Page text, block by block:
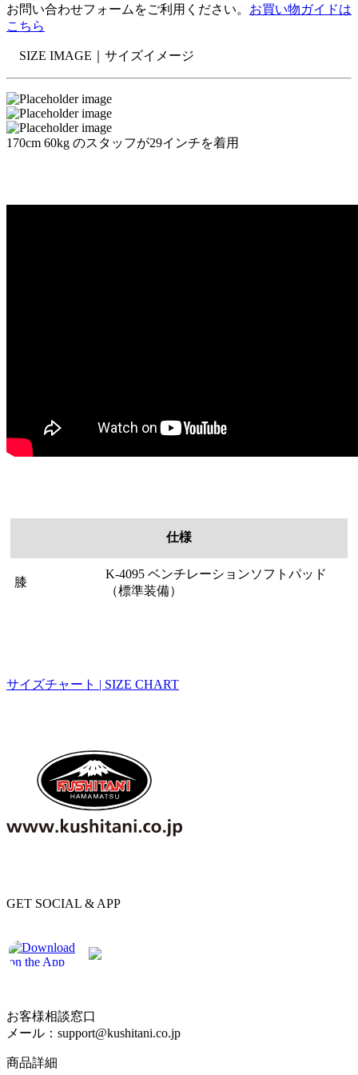
お問い合わせフォームをご利用ください。 お買い物ガイドは
こちら
SIZE IMAGE｜ サイズイメージ
170cm 60kg のスタッフが29インチを着用
仕様
膝
K-4095 ベンチレーションソフトパッド
（標準装備）
サイズチャート | SIZE CHART
GET SOCIAL & APP
お客様相談窓口
メール：support@kushitani.co.jp
商品詳細